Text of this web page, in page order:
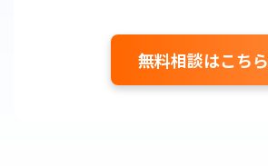
無料相談はこちら